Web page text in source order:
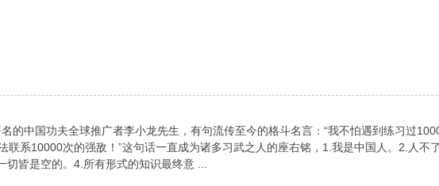
的中国功夫全球推广者李小龙先生，有句流传至今的格斗名言：“我不怕遇到练习过
联系10000次的强敌！”这句话一直成为诸多习武之人的座右铭，1.我是中国人。2.人不
皆是空的。4.所有形式的知识最终意 ...